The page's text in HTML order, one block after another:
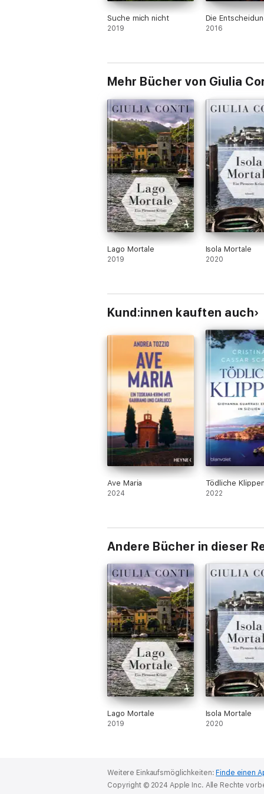
Suche mich nicht
2019
Die
2016
Mehr Bücher von Giulia
Lago Mortale
2019
Isola Mortale
2020
Kund:innen kauften auch
Ave Maria
2024
Tödliche
2022
Andere Bücher in dieser
Lago Mortale
2019
Isola Mortale
2020
Weitere Einkaufsmöglichkeiten: Finde einen
Copyright © 2024 Apple Inc. Alle Rechte